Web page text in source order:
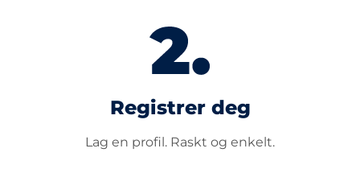
Registrer deg
Lag en profil. Raskt og enkelt.